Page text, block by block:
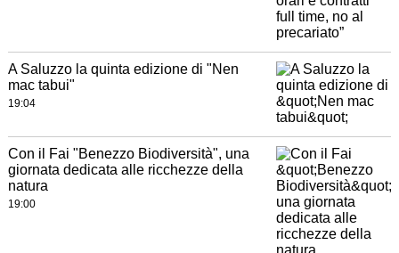
A Saluzzo la quinta edizione di "Nen
mac tabui"
19:04
Con il Fai "Benezzo Biodiversità", una
giornata dedicata alle ricchezze della
natura
19:00